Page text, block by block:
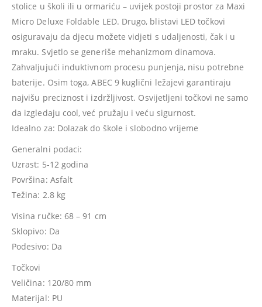
stolice u školi ili u ormariću – uvijek postoji prostor za Maxi
Micro Deluxe Foldable LED. Drugo, blistavi LED točkovi
osiguravaju da djecu možete vidjeti s udaljenosti, čak i u
mraku. Svjetlo se generiše mehanizmom dinamova.
Zahvaljujući induktivnom procesu punjenja, nisu potrebne
baterije. Osim toga, ABEC 9 kuglični ležajevi garantiraju
najvišu preciznost i izdržljivost. Osvijetljeni točkovi ne samo
da izgledaju cool, već pružaju i veću sigurnost.
Idealno za: Dolazak do škole i slobodno vrijeme
Generalni podaci:
Uzrast: 5-12 godina
Površina: Asfalt
Težina: 2.8 kg
Visina ručke: 68 – 91 cm
Sklopivo: Da
Podesivo: Da
Točkovi
Veličina: 120/80 mm
Materijal: PU